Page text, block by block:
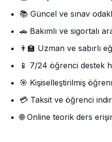
📚 Güncel ve sınav
🚗 Bakımlı ve sigortalı
👨‍🏫 Uzman ve sabırlı
📱 7/24 öğrenci destek
🎯 Kişiselleştirilmiş
💳 Taksit ve öğrenci
🌐 Online teorik ders